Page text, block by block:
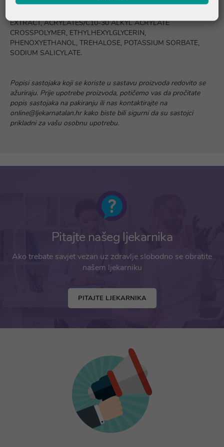
HYALURONATE, ARCTIUM LAPPA ROOT EXTRACT, CAPRYLYL
EXTRACT, ACRYLATES/C10-30 ALKYL ACRYLATE
CROSSPOLYMER, ETHYLHEXYLGLYCERIN,
PHENOXYETHANOL, TREHALOSE, POTASSIUM SORBATE,
SODIUM SALICYLATE.
Popisi sastojaka koji se koriste u sastavu proizvoda redovito se
ažuriraju. Prije upotrebe proizvoda, potičemo vas da pročitate
popis sastojaka na pakiranju ili nas kontaktirajte na
online@ljekarnatalan.hr kako biste bili sigurni da su sastojci
prikladni za vašu osobnu upotrebu.
Pitajte našeg ljekarnika
Ako trebate savjet vezan uz zdravlje slobodno se obratite
našem ljekarniku
PITAJTE LJEKARNIKA